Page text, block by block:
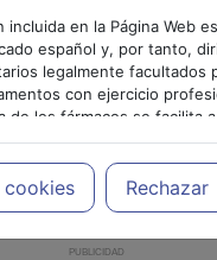
incluida en la Página Web
español y, por tanto,
legalmente facultados
con ejercicio
de los fármacos se facilita
siendo
prescribir
el tratamiento másRechazar
PUBLICIDAD